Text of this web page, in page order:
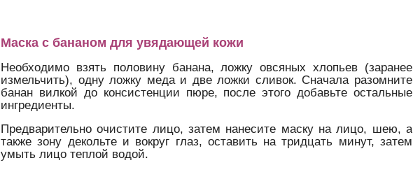
Маска с бананом для увядающей кожи
Необходимо взять половину банана, ложку овсяных хлопьев (заранее
измельчить), одну ложку меда и две ложки сливок. Сначала разомните
банан вилкой до консистенции пюре, после этого добавьте остальные
ингредиенты.
Предварительно очистите лицо, затем нанесите маску на лицо, шею, а
также зону декольте и вокруг глаз, оставить на тридцать минут, затем
умыть лицо теплой водой.